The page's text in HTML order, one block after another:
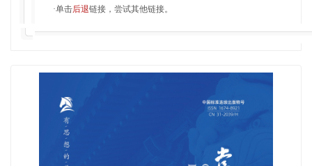
·单击后退链接，尝试其他链接。